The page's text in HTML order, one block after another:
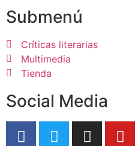
Submenú
Críticas literarias
Multimedia
Tienda
Social Media